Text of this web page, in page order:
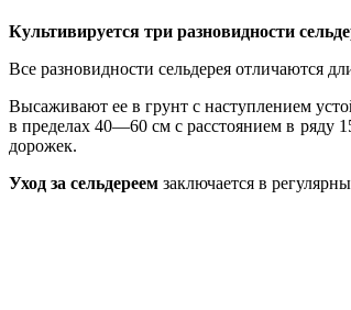
Культивируется три разновидности
Все разновидности сельдерея отличаются
Высаживают ее в грунт с наступлением
в пределах 40—60 см с расстоянием в ряду
дорожек.
Уход за сельдереем заключается в